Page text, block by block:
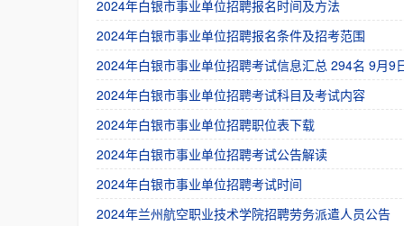
2024年白银市事业单位招聘报名时间及方法
2024年白银市事业单位招聘报名条件及招考范围
2024年白银市事业单位招聘考试信息汇总 294名 9月9
2024年白银市事业单位招聘考试科目及考试内容
2024年白银市事业单位招聘职位表下载
2024年白银市事业单位招聘考试公告解读
2024年白银市事业单位招聘考试时间
2024年兰州航空职业技术学院招聘劳务派遣人员公告